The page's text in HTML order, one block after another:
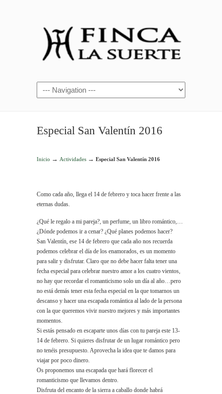
Especial San Valentín 2016
Inicio → Actividades → Especial San Valentín 2016
Como cada año, llega el 14 de febrero y toca hacer frente a las
eternas dudas.
¿Qué le regalo a mi pareja?, un perfume, un libro romántico,…
¿Dónde podemos ir a cenar? ¿Qué planes podemos hacer?
San Valentín, ese 14 de febrero que cada año nos recuerda
podemos celebrar el día de los enamorados, es un momento
para salir y disfrutar. Claro que no debe hacer falta tener una
fecha especial para celebrar nuestro amor a los cuatro vientos,
no hay que recordar el romanticismo solo un día al año…pero
no está demás tener esta fecha especial en la que tomarnos un
descanso y hacer una escapada romántica al lado de la persona
con la que queremos vivir nuestro mejores y más importantes
momentos.
Si estás pensado en escaparte unos días con tu pareja este 13-
14 de febrero. Si quieres disfrutar de un lugar romántico pero
no tenéis presupuesto. Aprovecha la idea que te damos para
viajar por poco dinero.
Os proponemos una escapada que hará florecer el
romanticismo que llevamos dentro.
Disfruta del encanto de la sierra a caballo donde habrá